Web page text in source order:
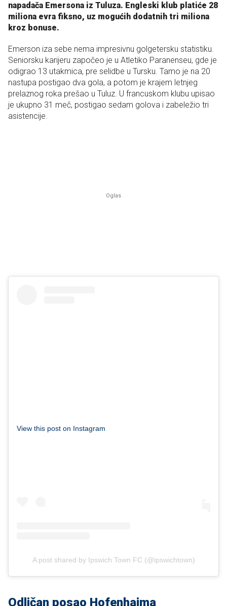
napadača Emersona iz Tuluza. Engleski klub platiće 28
miliona evra fiksno, uz mogućih dodatnih tri miliona
kroz bonuse.
Emerson iza sebe nema impresivnu golgetersku statistiku.
Seniorsku karijeru započeo je u Atletiko Paranenseu, gde je
odigrao 13 utakmica, pre selidbe u Tursku. Tamo je na 20
nastupa postigao dva gola, a potom je krajem letnjeg
prelaznog roka prešao u Tuluz. U francuskom klubu upisao
je ukupno 31 meč, postigao sedam golova i zabeležio tri
asistencije.
View this post on Instagram
A post shared by Ipswich Town FC (@ipswichtown)
Odličan posao Hofenhajma